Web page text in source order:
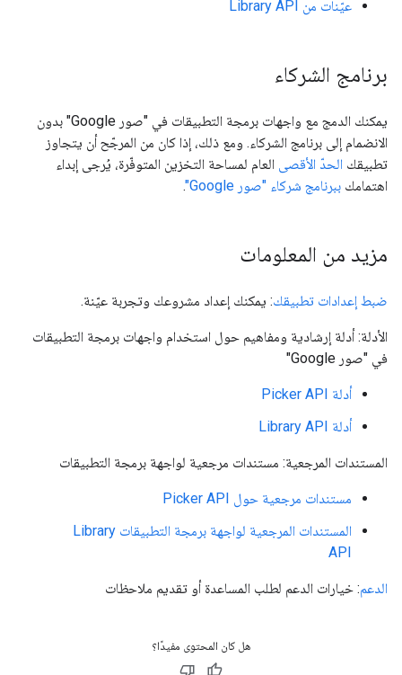
عيّنات من Library API
برنامج الشركاء
يمكنك الدمج مع واجهات برمجة التطبيقات في "صور Google" بدون
الانضمام إلى برنامج الشركاء. ومع ذلك، إذا كان من المرجّح أن يتجاوز
تطبيقك الحدّ الأقصى العام لمساحة التخزين المتوفّرة، يُرجى إبداء
اهتمامك ببرنامج شركاء "صور Google" .
مزيد من المعلومات
ضبط إعدادات تطبيقك: يمكنك إعداد مشروعك وتجربة عيّنة.
الأدلة: أدلة إرشادية ومفاهيم حول استخدام واجهات برمجة التطبيقات
في "صور Google"
أدلة Picker API
أدلة Library API
المستندات المرجعية: مستندات مرجعية لواجهة برمجة التطبيقات
مستندات مرجعية حول Picker API
المستندات المرجعية لواجهة برمجة التطبيقات Library
API
الدعم: خيارات الدعم لطلب المساعدة أو تقديم ملاحظات
هل كان المحتوى مفيدًا؟